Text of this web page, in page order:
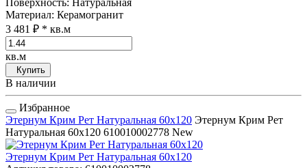
Поверхность: Натуральная
Материал: Керамогранит
3 481 ₽ * кв.м
кв.м
Купить
В наличии
Избранное
Этернум Крим Рет Натуральная 60x120 Этернум Крим Рет
Натуральная 60x120 610010002778 New
Этернум Крим Рет Натуральная 60x120